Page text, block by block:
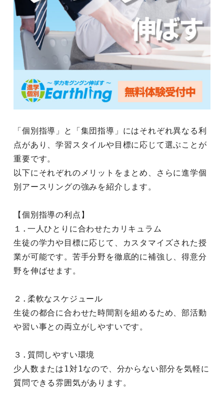
「個別指導」と「集団指導」にはそれぞれ異なる利
点があり、学習スタイルや目標に応じて選ぶことが
重要です。
以下にそれぞれのメリットをまとめ、さらに進学個
別アースリングの強みを紹介します。
【個別指導の利点】
１.一人ひとりに合わせたカリキュラム
生徒の学力や目標に応じて、カスタマイズされた授
業が可能です。苦手分野を徹底的に補強し、得意分
野を伸ばせます。
２.柔軟なスケジュール
生徒の都合に合わせた時間割を組めるため、部活動
や習い事との両立がしやすいです。
３.質問しやすい環境
少人数または1対1なので、分からない部分を気軽に
質問できる雰囲気があります。